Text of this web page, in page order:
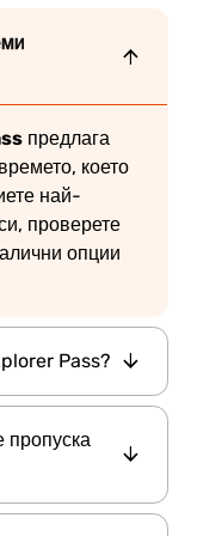
предлага
което
най-
проверете
опции
Pass?
града, като
пропуска